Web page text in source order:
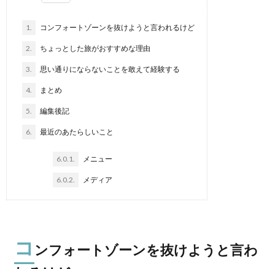
1. コンフォートゾーンを抜けようと言われるけど
2. ちょっとした旅がおすすめな理由
3. 思い通りにならないことを敢えて経験する
4. まとめ
5. 編集後記
6. 最近のあたらしいこと
6.0.1. メニュー
6.0.2. メディア
コ ンフォートゾーンを抜けようと言わ